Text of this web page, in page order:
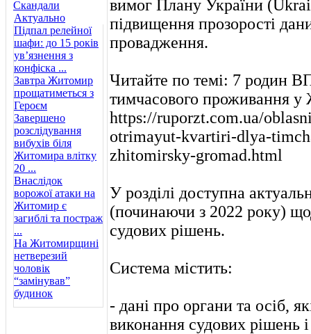
Скандали
Актуально
Підпал релейної
шафи: до 15 років
ув’язнення з
конфіска ...
Завтра Житомир
прощатиметься з
Героєм
Завершено
розслідування
вибухів біля
Житомира влітку
20 ...
Внаслідок
ворожої атаки на
Житомир є
загиблі та постраж
...
На Житомирщині
нетверезий
чоловік
“замінував”
будинок
вимог Плану України
підвищення прозорості
провадження.
Читайте по темі: 7 родин
тимчасового проживання у
https://ruporzt.com.ua/
otrimayut-kvartiri-dlya-
zhitomirsky-gromad.html
У розділі доступна
(починаючи з 2022 року)
судових рішень.
Система містить:
- дані про органи та осіб,
виконання судових рішень